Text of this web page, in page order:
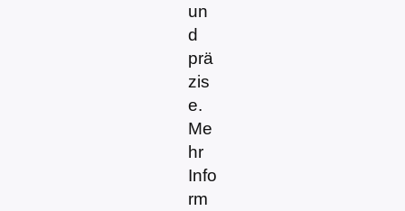
un
d
prä
zis
e.
Me
hr
Info
rm